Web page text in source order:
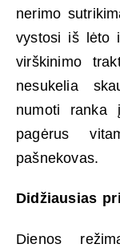
nerimo
vystosi iš lėto
virškinimo
nesukelia
numoti ranka
pagėrus
pašnekovas.
Didžiausias
Dienos